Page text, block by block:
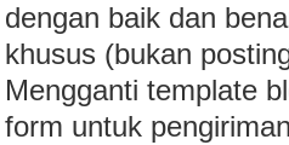
dengan baik dan
khusus (bukan
Mengganti template
form untuk